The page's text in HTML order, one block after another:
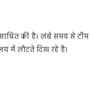
की है। लंबे समय से टीम
में लौटते दिख रहे हैं।